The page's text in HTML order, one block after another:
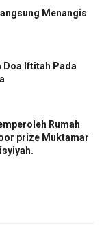
Menangis
Doa Iftitah Pada
Rumah
prize Muktamar